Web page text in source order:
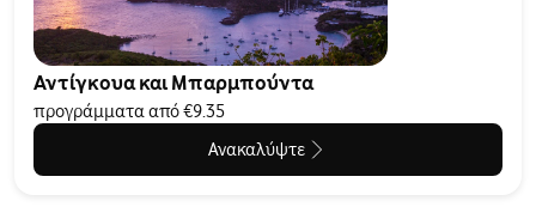
Αντίγκουα και Μπαρμπούντα
προγράμματα από €9.35
Ανακαλύψτε